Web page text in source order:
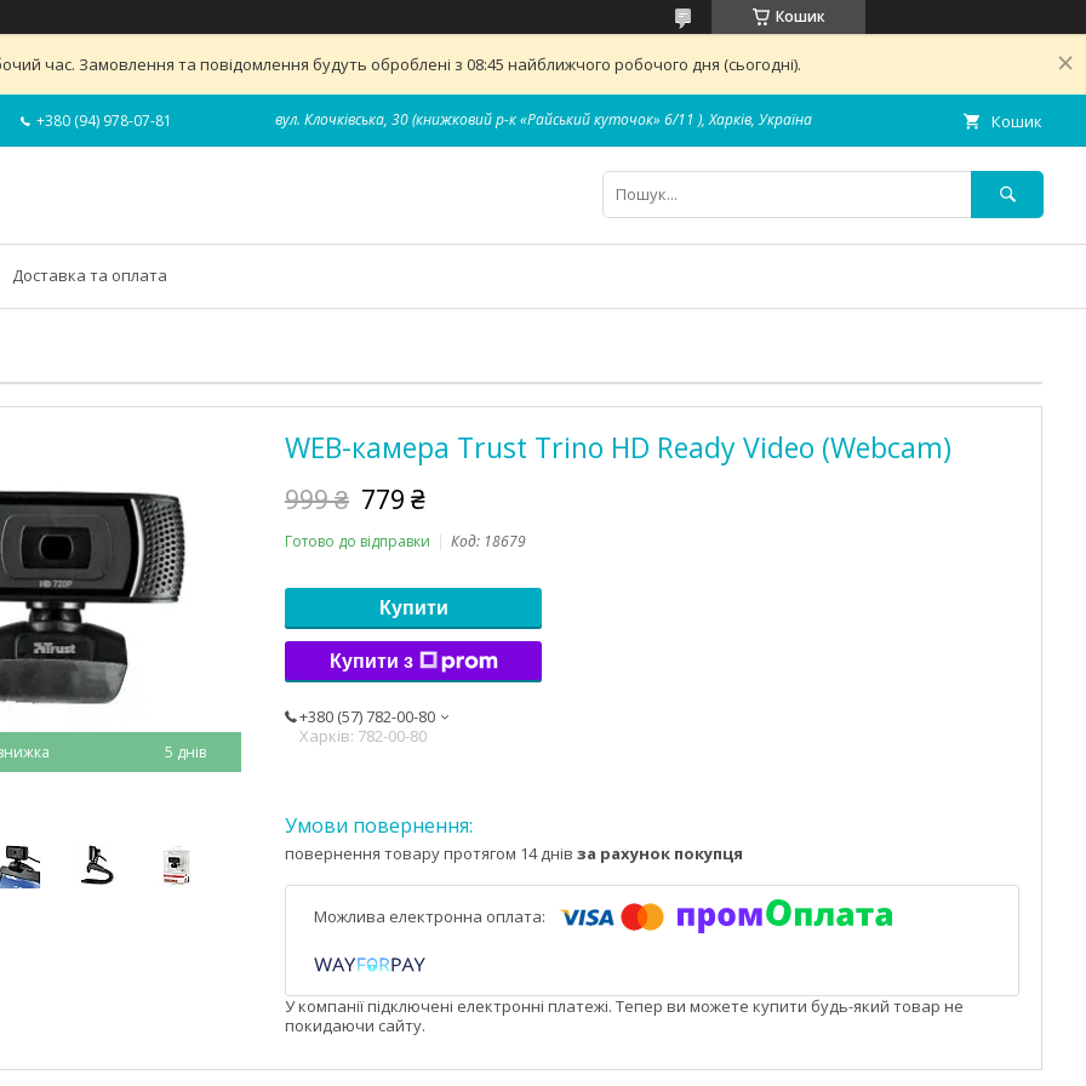
Кошик
час. Замовлення та повідомлення будуть оброблені з 08:45 найближчого робочого дня (сьогодні).
+380 (94) 978-07-81 вул. Клочківська, 30 (книжковий р-к «Райський куточок» 6/11 ), Харків, Україна Кошик
Доставка та оплата
5 днів
WEB-камера Trust Trino HD Ready Video (Webcam)
999 ₴ 779 ₴
Готово до відправки Код: 18679
Купити
Купити з
+380 (57) 782-00-80
Харків: 782-00-80
повернення товару протягом 14 днів за рахунок покупця
У компанії підключені електронні платежі. Тепер ви можете купити будь-який товар не
покидаючи сайту.